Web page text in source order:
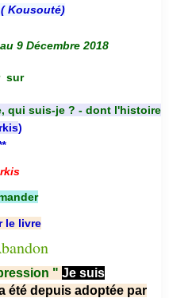
Kousouté)
au 9 Décembre 2018
sur
qui suis-je ? - dont l'histoire
)
le livre
" Je suis
été depuis adoptée par